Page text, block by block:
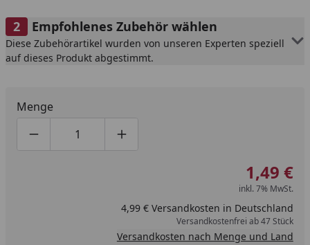
Empfohlenes Zubehör wählen
Diese Zubehörartikel wurden von unseren Experten speziell
auf dieses Produkt abgestimmt.
Menge
Produktmenge um eins verringern
Produktmenge manuell eingeben
Produktmenge um eins erhöhen
1,49 €
inkl. 7% MwSt.
4,99 € Versandkosten in Deutschland
Versandkostenfrei ab 47 Stück
Versandkosten nach Menge und Land